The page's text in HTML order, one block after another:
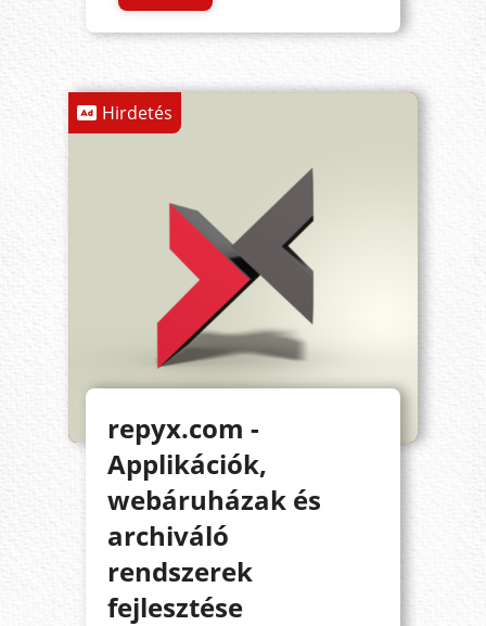
Hirdetés
repyx.com -
Applikációk,
webáruházak és
archiváló
rendszerek
fejlesztése